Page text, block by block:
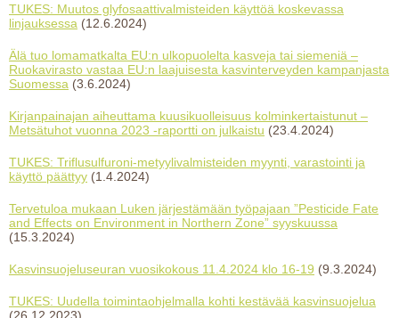
TUKES: Muutos glyfosaattivalmisteiden käyttöä koskevassa
linjauksessa (12.6.2024)
Älä tuo lomamatkalta EU:n ulkopuolelta kasveja tai siemeniä –
Ruokavirasto vastaa EU:n laajuisesta kasvinterveyden kampanjasta
Suomessa (3.6.2024)
Kirjanpainajan aiheuttama kuusikuolleisuus kolminkertaistunut –
Metsätuhot vuonna 2023 -raportti on julkaistu (23.4.2024)
TUKES: Triflusulfuroni-metyylivalmisteiden myynti, varastointi ja
käyttö päättyy (1.4.2024)
Tervetuloa mukaan Luken järjestämään työpajaan ”Pesticide Fate
and Effects on Environment in Northern Zone” syyskuussa
(15.3.2024)
Kasvinsuojeluseuran vuosikokous 11.4.2024 klo 16-19 (9.3.2024)
TUKES: Uudella toimintaohjelmalla kohti kestävää kasvinsuojelua